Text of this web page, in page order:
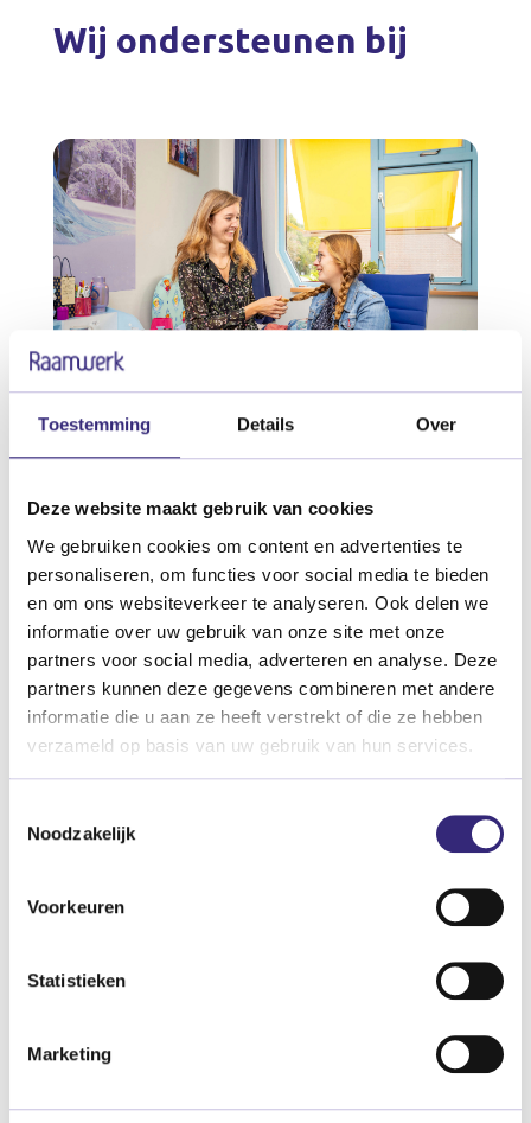
Toestemming Details Over
Deze website maakt gebruik van cookies
We gebruiken cookies om content en advertenties te
personaliseren, om functies voor social media te bieden
en om ons websiteverkeer te analyseren. Ook delen we
informatie over uw gebruik van onze site met onze
partners voor social media, adverteren en analyse. Deze
partners kunnen deze gegevens combineren met andere
informatie die u aan ze heeft verstrekt of die ze hebben
verzameld op basis van uw gebruik van hun services.
Noodzakelijk
Voorkeuren
Statistieken
Marketing
Wij ondersteunen bij
Wonen